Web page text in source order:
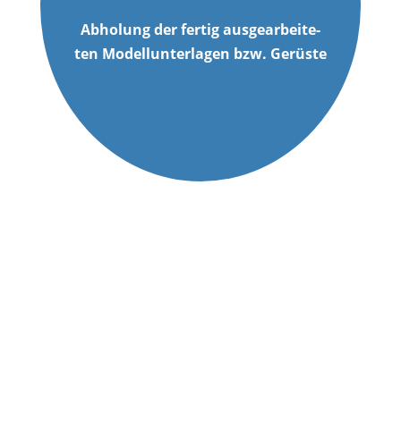
Abho­lung der fer­tig aus­ge­ar­bei­te­
ten Modell­un­ter­la­gen bzw. Gerüste